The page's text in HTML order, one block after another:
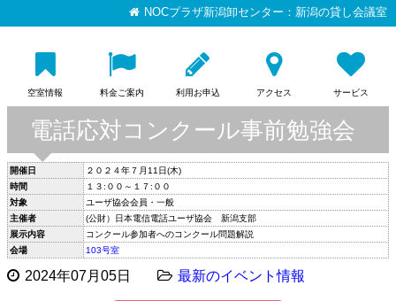
NOCプラザ新潟卸センター：新潟の貸し会議室
空室情報 料金ご案内 利用お申込 アクセス サービス
電話応対コンクール事前勉強会
開催日
２０２４年７月11日(木)
時間
１３:００～１７:００
対象
ユーザ協会会員・一般
主催者
(公財）日本電信電話ユーザ協会 新潟支部
展示内容
コンクール参加者へのコンクール問題解説
会場
103号室
2024年07月05日 最新のイベント情報